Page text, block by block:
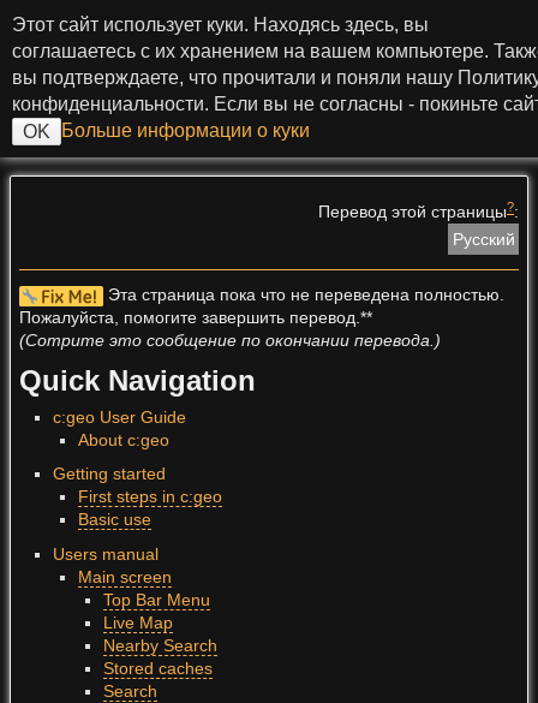
Перейти к содержанию
c:geo User Guide
>
Перевод этой страницы?:
Русский
Эта страница пока что не переведена полностью.
Пожалуйста, помогите завершить перевод.**
(Сотрите это сообщение по окончании перевода.)
Quick Navigation
c:geo User Guide
About c:geo
Getting started
First steps in c:geo
Basic use
Users manual
Main screen
Top Bar Menu
Live Map
Nearby Search
Stored caches
Search
Этот сайт использует куки. Находясь здесь, вы
соглашаетесь с их хранением на вашем компьютере.
вы подтверждаете, что прочитали и поняли нашу
конфиденциальности. Если вы не согласны - покиньте
OK
Больше информации о куки